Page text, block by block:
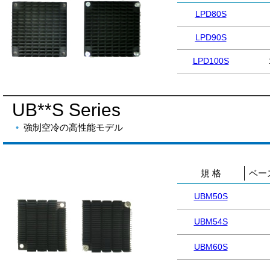
LPD80S
LPD90S
LPD100S
UB**S Series
強制空冷の高性能モデル
規 格 ベー
UBM50S
UBM54S
UBM60S